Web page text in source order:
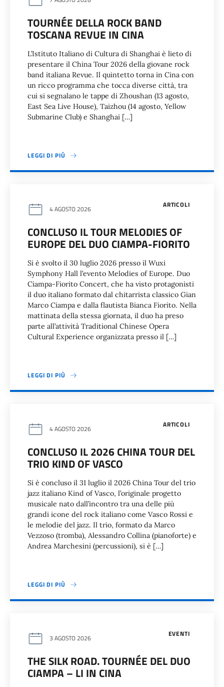
TOURNÉE DELLA ROCK BAND
TOSCANA REVUE IN CINA
L’Istituto Italiano di Cultura di Shanghai è lieto di
presentare il China Tour 2026 della giovane rock
band italiana Revue. Il quintetto torna in Cina con
un ricco programma che tocca diverse città, tra
cui si segnalano le tappe di Zhoushan (13 agosto,
East Sea Live House), Taizhou (14 agosto, Yellow
Submarine Club) e Shanghai […]
LEGGI DI PIÙ
ARTICOLI
4 AGOSTO 2026
CONCLUSO IL TOUR MELODIES OF
EUROPE DEL DUO CIAMPA-FIORITO
Si è svolto il 30 luglio 2026 presso il Wuxi
Symphony Hall l’evento Melodies of Europe. Duo
Ciampa-Fiorito Concert, che ha visto protagonisti
il duo italiano formato dal chitarrista classico Gian
Marco Ciampa e dalla flautista Bianca Fiorito. Nella
mattinata della stessa giornata, il duo ha preso
parte all’attività Traditional Chinese Opera
Cultural Experience organizzata presso il […]
LEGGI DI PIÙ
ARTICOLI
4 AGOSTO 2026
CONCLUSO IL 2026 CHINA TOUR DEL
TRIO KIND OF VASCO
Si è concluso il 31 luglio il 2026 China Tour del trio
jazz italiano Kind of Vasco, l’originale progetto
musicale nato dall’incontro tra una delle più
grandi icone del rock italiano come Vasco Rossi e
le melodie del jazz. Il trio, formato da Marco
Vezzoso (tromba), Alessandro Collina (pianoforte) e
Andrea Marchesini (percussioni), si è […]
LEGGI DI PIÙ
EVENTI
3 AGOSTO 2026
THE SILK ROAD. TOURNÉE DEL DUO
CIAMPA – LI IN CINA